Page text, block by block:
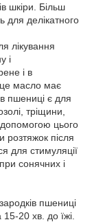
шкіри. Більш
для делікатного
лікування
і
і в
це масло має
пшениці є для
тріщини,
допомогою цього
після
для стимуляції
сонячних і
пшениці
20 хв. до їжі.